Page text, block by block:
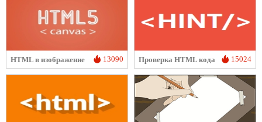
HTML в изображение 13090 Проверка HTML кода 15024